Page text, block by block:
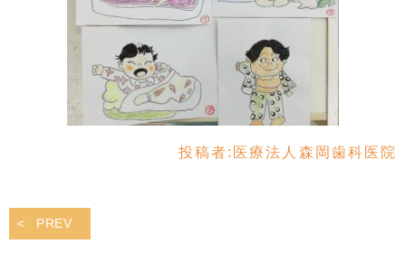
投稿者: 医療法人森岡歯科医院
PREV